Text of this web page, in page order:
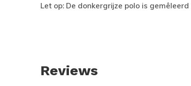
Let op: De donkergrijze polo is
Reviews